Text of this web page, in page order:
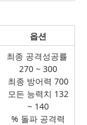
옵션
최종 공격성공률
270 ~ 300
최종 방어력 700
모든 능력치 132
~ 140
% 돌파 공격력